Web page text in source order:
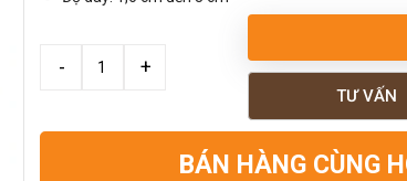
TƯ VẤN
BÁN HÀNG CÙNG